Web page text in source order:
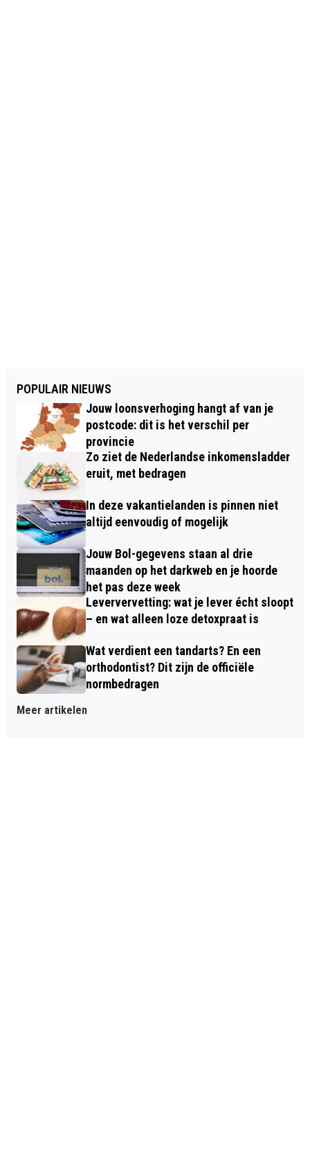
POPULAIR NIEUWS
Jouw loonsverhoging hangt af van je
postcode: dit is het verschil per
provincie
Zo ziet de Nederlandse inkomensladder
eruit, met bedragen
In deze vakantielanden is pinnen niet
altijd eenvoudig of mogelijk
Jouw Bol-gegevens staan al drie
maanden op het darkweb en je hoorde
het pas deze week
Leververvetting: wat je lever écht sloopt
– en wat alleen loze detoxpraat is
Wat verdient een tandarts? En een
orthodontist? Dit zijn de officiële
normbedragen
Meer artikelen